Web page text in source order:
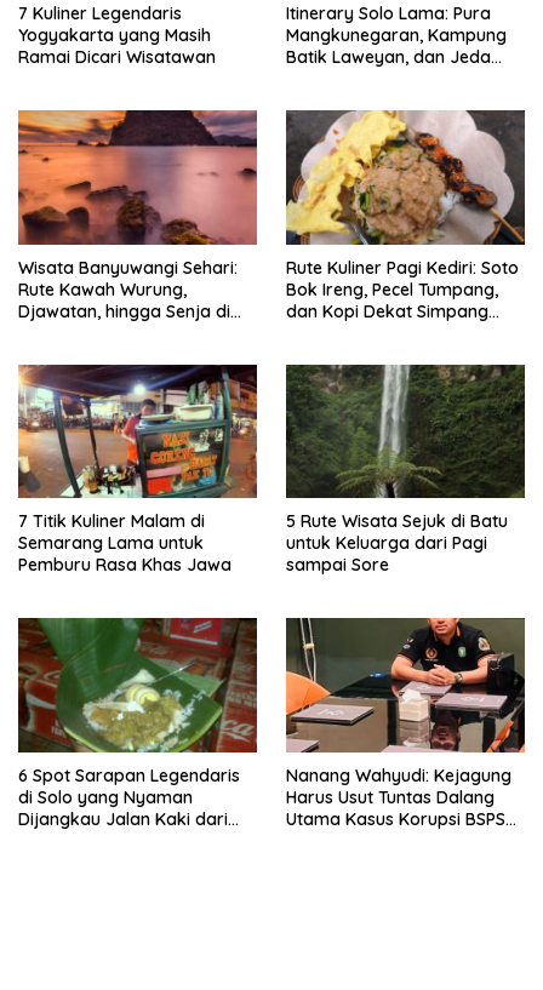
7 Kuliner Legendaris
Yogyakarta yang Masih
Ramai Dicari Wisatawan
Itinerary Solo Lama: Pura
Mangkunegaran, Kampung
Batik Laweyan, dan Jeda
Wisata Banyuwangi Sehari:
Rute Kawah Wurung,
Djawatan, hingga Senja di
Rute Kuliner Pagi Kediri: Soto
Bok Ireng, Pecel Tumpang,
dan Kopi Dekat Simpang
7 Titik Kuliner Malam di
Semarang Lama untuk
Pemburu Rasa Khas Jawa
5 Rute Wisata Sejuk di Batu
untuk Keluarga dari Pagi
sampai Sore
6 Spot Sarapan Legendaris
di Solo yang Nyaman
Dijangkau Jalan Kaki dari
Nanang Wahyudi: Kejagung
Harus Usut Tuntas Dalang
Utama Kasus Korupsi BSPS